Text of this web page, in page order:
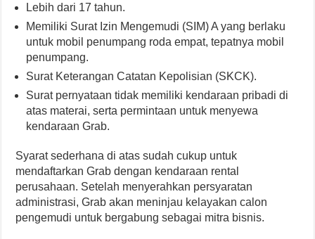
Lebih dari 17 tahun.
Memiliki Surat Izin Mengemudi (SIM) A yang berlaku
untuk mobil penumpang roda empat, tepatnya mobil
penumpang.
Surat Keterangan Catatan Kepolisian (SKCK).
Surat pernyataan tidak memiliki kendaraan pribadi di
atas materai, serta permintaan untuk menyewa
kendaraan Grab.
Syarat sederhana di atas sudah cukup untuk
mendaftarkan Grab dengan kendaraan rental
perusahaan. Setelah menyerahkan persyaratan
administrasi, Grab akan meninjau kelayakan calon
pengemudi untuk bergabung sebagai mitra bisnis.